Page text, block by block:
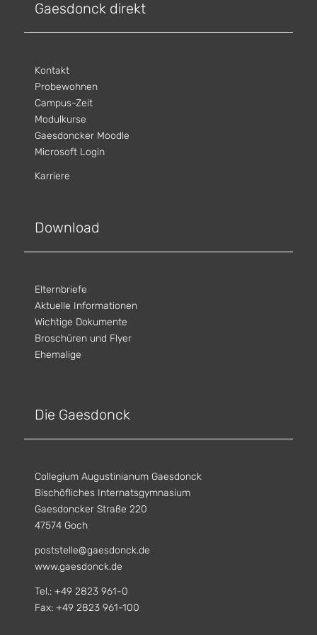
Gaesdonck direkt
Kontakt
Probewohnen
Campus-Zeit
Modulkurse
Gaesdoncker Moodle
Microsoft Login
Karriere
Download
Elternbriefe
Aktuelle Informationen
Wichtige Dokumente
Broschüren und Flyer
Ehemalige
Die Gaesdonck
Collegium Augustinianum Gaesdonck
Bischöfliches Internatsgymnasium
Gaesdoncker Straße 220
47574 Goch
poststelle@gaesdonck.de
www.gaesdonck.de
Tel.: +49 2823 961-0
Fax: +49 2823 961-100